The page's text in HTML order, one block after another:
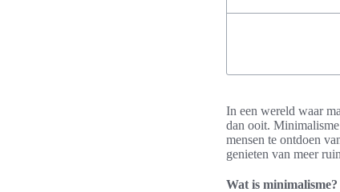
In een wereld waar
dan ooit.
mensen te ontdoen
genieten van meer
Wat is minimalisme?